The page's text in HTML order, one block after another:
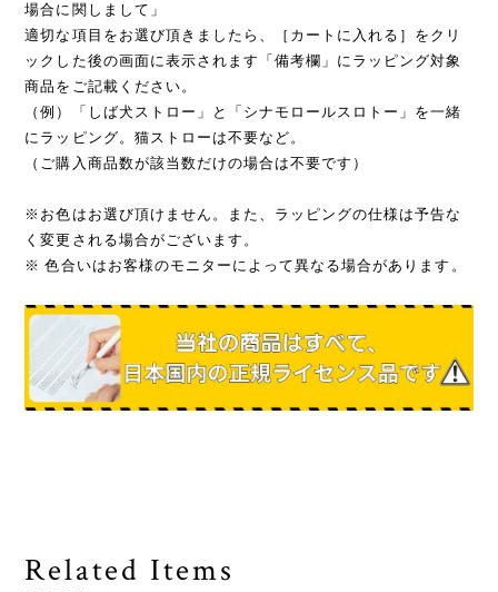
場合に関しまして」
適切な項目をお選び頂きましたら、［カートに入れる］をクリ
ックした後の画面に表示されます「備考欄」にラッピング対象
商品をご記載ください。
（例）「しば犬ストロー」と「シナモロールスロトー」を一緒
にラッピング。猫ストローは不要など。
（ご購入商品数が該当数だけの場合は不要です）
※お色はお選び頂けません。また、ラッピングの仕様は予告な
く変更される場合がございます。
※ 色合いはお客様のモニターによって異なる場合があります。
Related Items